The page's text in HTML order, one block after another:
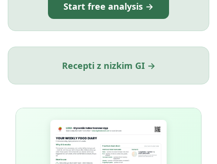
Start free analysis →
Recepti z nizkim GI →